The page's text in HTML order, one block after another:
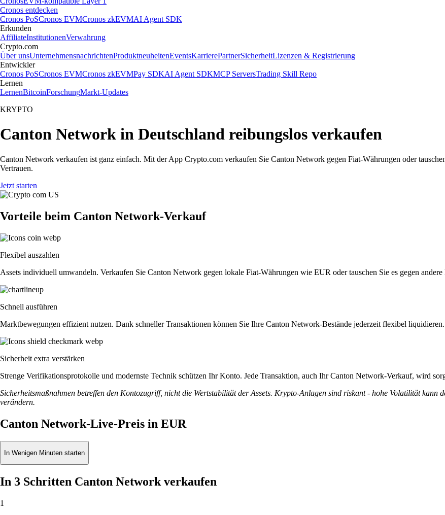
Cronos entdecken
Cronos PoSCronos EVMCronos zkEVMAI Agent SDK
Erkunden
AffiliateInstitutionenVerwahrung
Crypto.com
Über unsUnternehmensnachrichtenProduktneuheitenEventsKarrierePartnerSicherheitLizenzen & Registrierung
Entwickler
Cronos PoSCronos EVMCronos zkEVMPay SDKAI Agent SDKMCP ServersTrading Skill Repo
Lernen
LernenBitcoinForschungMarkt-Updates
KRYPTO
Canton Network in Deutschland reibungslos verkaufen
Canton Network verkaufen ist ganz einfach. Mit der App Crypto.com verkaufen Sie Canton Network gegen Fiat-Währungen oder
Vertrauen.
Jetzt starten
Vorteile beim Canton Network-Verkauf
Flexibel auszahlen
Assets individuell umwandeln. Verkaufen Sie Canton Network gegen lokale Fiat-Währungen wie EUR oder tauschen Sie es gegen
Schnell ausführen
Marktbewegungen effizient nutzen. Dank schneller Transaktionen können Sie Ihre Canton Network-Bestände jederzeit flexibel liquidieren.
Sicherheit extra verstärken
Strenge Verifikationsprotokolle und modernste Technik schützen Ihr Konto. Jede Transaktion, auch Ihr Canton Network-Verkauf, wird
Sicherheitsmaßnahmen betreffen den Kontozugriff, nicht die Wertstabilität der Assets. Krypto-Anlagen sind riskant - hohe Volatilität kann
verändern.
Canton Network-Live-Preis in EUR
In Wenigen Minuten starten
In 3 Schritten Canton Network verkaufen
1